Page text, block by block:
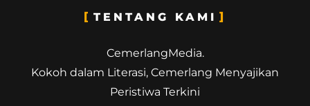
TENTANG KAMI
CemerlangMedia.
Kokoh dalam Literasi, Cemerlang Menyajikan
Peristiwa Terkini